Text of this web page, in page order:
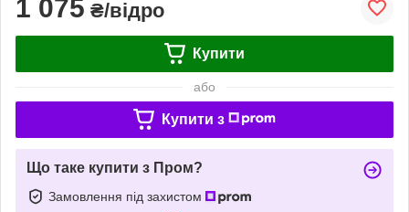
1 075 ₴/відро
Купити
або
Купити з
Що таке купити з Пром?
Замовлення під захистом